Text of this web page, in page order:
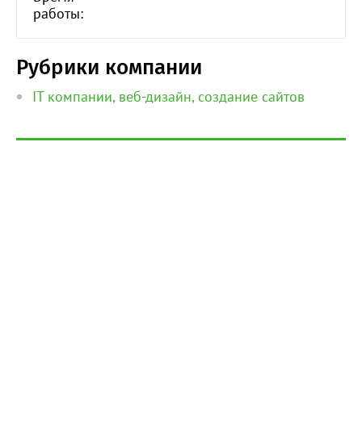
работы:
Рубрики компании
IT компании, веб-дизайн, создание сайтов